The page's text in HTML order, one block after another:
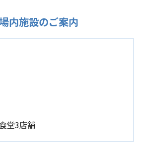
内施設のご案内
堂3店舗